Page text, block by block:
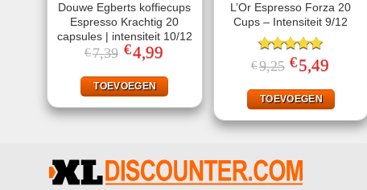
Douwe Egberts koffiecups
Espresso Krachtig 20
capsules | intensiteit 10/12
€7,39 Oorspronkelijke
prijs
€7,39.
€4,99Huidige
€4,99.
TOEVOEGEN
L’Or Espresso Forza 20
Cups – Intensiteit 9/12
Gewaardeerd
5.00uit 5
€9,25 Oorspronkelijke
prijs
€9,25.
€5,49
€5,49.
TOEVOEGEN